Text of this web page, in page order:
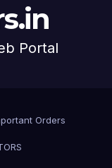
Portal
Orders